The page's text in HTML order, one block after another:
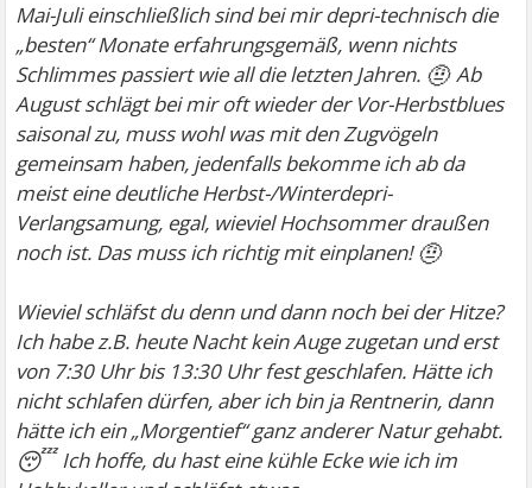
Mai-Juli einschließlich sind bei mir depri-technisch die
„besten“ Monate erfahrungsgemäß, wenn nichts
Schlimmes passiert wie all die letzten Jahren. 🤨Ab
August schlägt bei mir oft wieder der Vor-Herbstblues
saisonal zu, muss wohl was mit den Zugvögeln
gemeinsam haben, jedenfalls bekomme ich ab da
meist eine deutliche Herbst-/Winterdepri-
Verlangsamung, egal, wieviel Hochsommer draußen
noch ist. Das muss ich richtig mit einplanen!🤨
Wieviel schläfst du denn und dann noch bei der Hitze?
Ich habe z.B. heute Nacht kein Auge zugetan und erst
von 7:30 Uhr bis 13:30 Uhr fest geschlafen. Hätte ich
nicht schlafen dürfen, aber ich bin ja Rentnerin, dann
hätte ich ein „Morgentief“ ganz anderer Natur gehabt.
😴Ich hoffe, du hast eine kühle Ecke wie ich im